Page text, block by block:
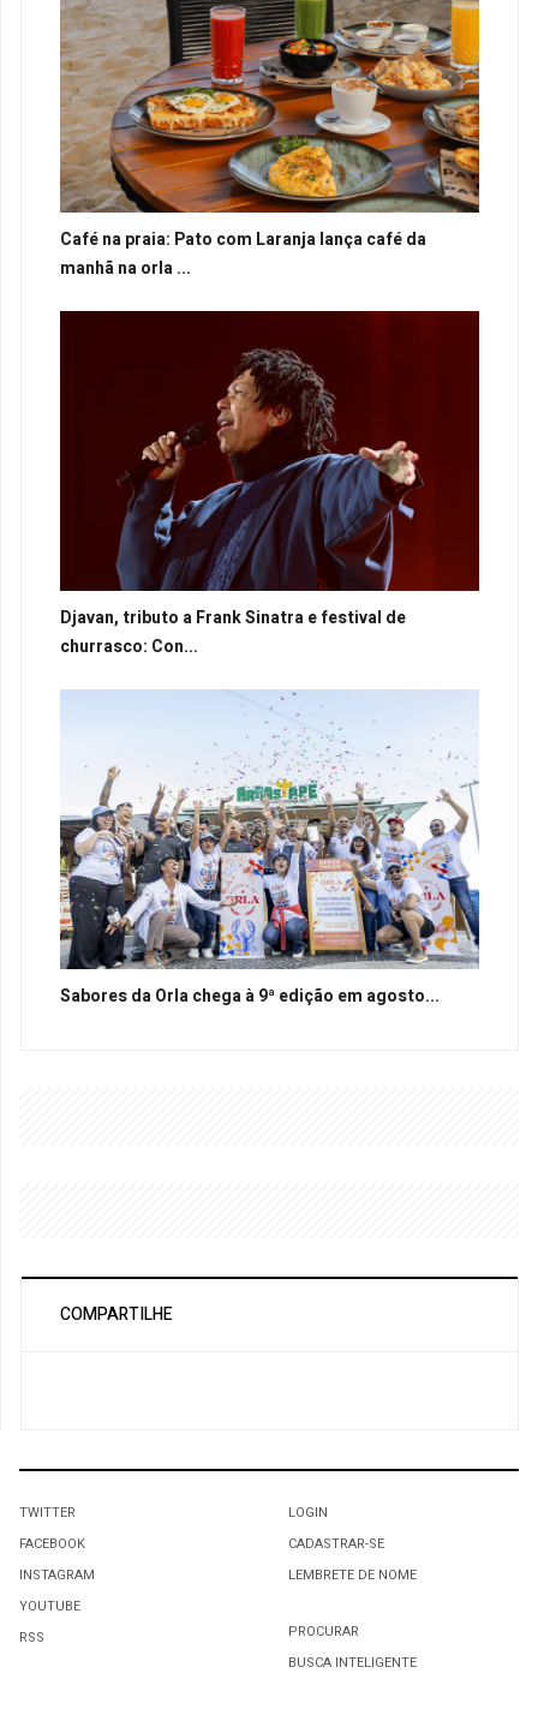
Café na praia: Pato com Laranja lança café da
manhã na orla ...
Djavan, tributo a Frank Sinatra e festival de
churrasco: Con...
Sabores da Orla chega à 9ª edição em agosto...
COMPARTILHE
TWITTER
FACEBOOK
INSTAGRAM
YOUTUBE
RSS
LOGIN
CADASTRAR-SE
LEMBRETE DE NOME
PROCURAR
BUSCA INTELIGENTE